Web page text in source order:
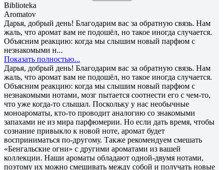
Biblioteka
Aromatov
Дарья, добрый день! Благодарим вас за обратную связь. Нам
жаль, что аромат вам не подошёл, но такое иногда случается.
Объясним реакцию: когда мы слышим новый парфюм с
незнакомыми н...
Показать полностью...
Дарья, добрый день! Благодарим вас за обратную связь. Нам
жаль, что аромат вам не подошёл, но такое иногда случается.
Объясним реакцию: когда мы слышим новый парфюм с
незнакомыми нотами, мозг пытается соотнести его с чем-то,
что уже когда-то слышал. Поскольку у нас необычные
моноароматы, кто-то проводит аналогию со знакомыми
запахами не из мира парфюмерии. Но если дать время, чтобы
сознание привыкло к новой ноте, аромат будет
восприниматься по-другому. Также рекомендуем смешать
«Бенгальские огни» с другими ароматами из вашей
коллекции. Наши ароматы обладают одной-двумя нотами,
поэтому их можно смешивать между собой и получать новые